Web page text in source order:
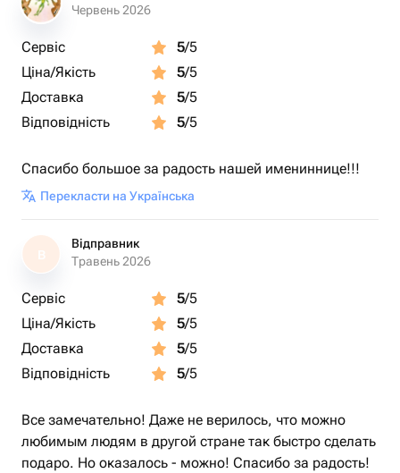
Червень 2026
Сервіс 5/5
Ціна/Якість
5/5
Доставка
5/5
Відповідність
5/5
Спасибо большое за радость нашей имениннице!!!
Перекласти на Українська
В
Відправник
Травень 2026
Сервіс 5/5
Ціна/Якість
5/5
Доставка
5/5
Відповідність
5/5
Все замечательно! Даже не верилось, что можно
любимым людям в другой стране так быстро сделать
подаро. Но оказалось - можно! Спасибо за радость!